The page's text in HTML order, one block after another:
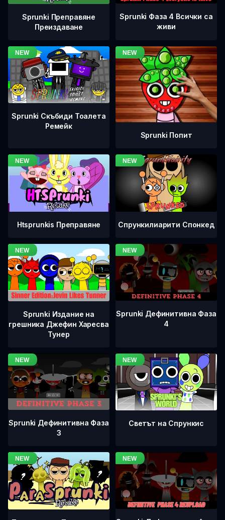
Sprunki Преправяне
Преиздаване
Sprunki Фаза 4 Всички са
живи
Sprunki Скъбиди Тоалета
Ремейк
Sprunki Попит
Htsprunkis Преправяне Спрункилиарити Спонкед
Sprunki Издание на
грешника Джефин Харесва
Тунер
Sprunki Дефинитивна Фаза
4
Sprunki Дефинитивна Фаза
3
Светът на Спрункис